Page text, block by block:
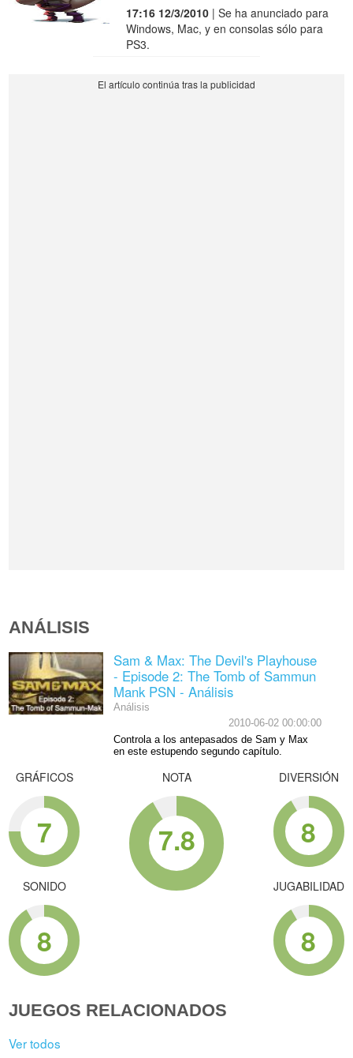
17:16 12/3/2010 | Se ha anunciado para
Windows, Mac, y en consolas sólo para
PS3.
ANÁLISIS
Sam & Max: The Devil's Playhouse
- Episode 2: The Tomb of Sammun
Mank PSN - Análisis
Análisis
2010-06-02 00:00:00
Controla a los antepasados de Sam y Max
en este estupendo segundo capítulo.
GRÁFICOS
7
SONIDO
8
NOTA
7.8
DIVERSIÓN
8
JUGABILIDAD
8
JUEGOS RELACIONADOS
Ver todos